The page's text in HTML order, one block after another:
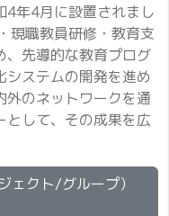
4年4月に設置されまし
現職教員研修・教育支
、先導的な教育プログ
ステムの開発を進め
外のネットワークを通
として、その成果を広
ェクト/グループ）